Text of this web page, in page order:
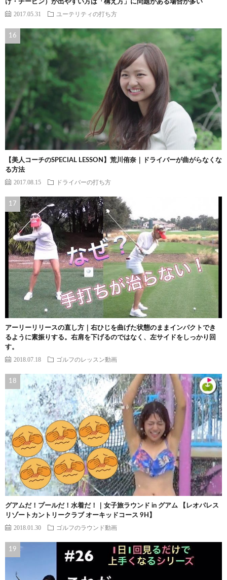
け・チーピン）が出やすい方は「構え方」に問題がある場合が多い
2017.05.31 ユーテリティの打ち方
【美人コーチのSPECIAL LESSON】荒川侑奈｜ドライバーが曲がらなくな
る方法
2017.08.15 ドライバーの打ち方
アーリーリリースの直し方｜右ひじを曲げた状態のままインパクトでき
るように素振りする。右肩を下げるのではなく、左サイドをしっかり回
す。
2018.07.18 ゴルフのレッスン動画
グアムだ！プールだ！水着だ！｜女子旅ラウンド in グアム 【レオパレス
リゾートカントリークラブ オーキッドコース 9H】
2018.01.30 ゴルフのラウンド動画